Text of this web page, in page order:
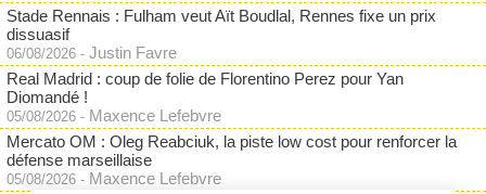
Stade Rennais : Fulham veut Aït Boudlal, Rennes fixe un prix
dissuasif
06/08/2026 - Justin Favre
Real Madrid : coup de folie de Florentino Perez pour Yan
Diomandé !
05/08/2026 - Maxence Lefebvre
Mercato OM : Oleg Reabciuk, la piste low cost pour renforcer la
défense marseillaise
05/08/2026 - Maxence Lefebvre